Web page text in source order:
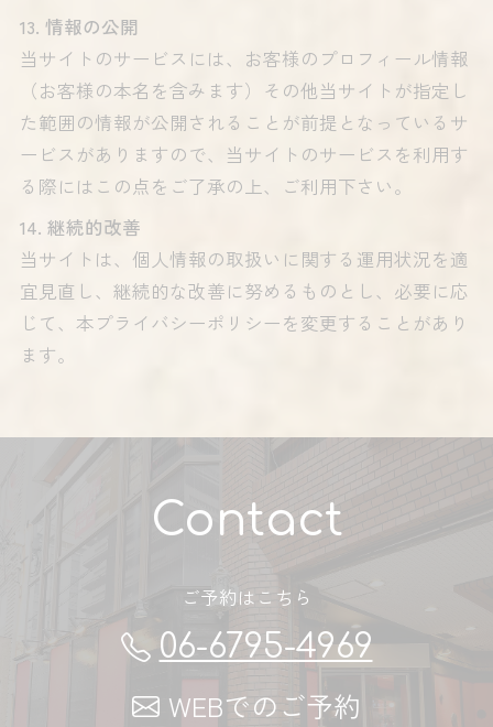
13. 情報の公開
当サイトのサービスには、お客様のプロフィール情報
（お客様の本名を含みます）その他当サイトが指定し
た範囲の情報が公開されることが前提となっているサ
ービスがありますので、当サイトのサービスを利用す
る際にはこの点をご了承の上、ご利用下さい。
14. 継続的改善
当サイトは、個人情報の取扱いに関する運用状況を適
宜見直し、継続的な改善に努めるものとし、必要に応
じて、本プライバシーポリシーを変更することがあり
ます。
Contact
ご予約はこちら
06-6795-4969
WEBでのご予約